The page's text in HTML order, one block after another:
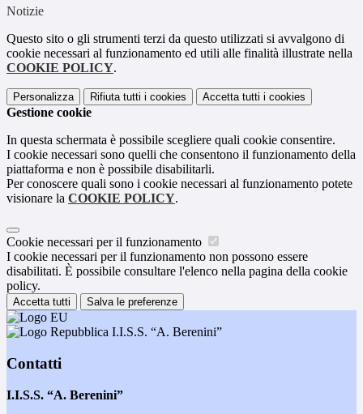
Notizie
Questo sito o gli strumenti terzi da questo utilizzati si avvalgono di
cookie necessari al funzionamento ed utili alle finalità illustrate nella
COOKIE POLICY.
Personalizza Rifiuta tutti i cookies Accetta tutti i cookies
Gestione cookie
In questa schermata è possibile scegliere quali cookie consentire.
I cookie necessari sono quelli che consentono il funzionamento della
piattaforma e non è possibile disabilitarli.
Per conoscere quali sono i cookie necessari al funzionamento potete
visionare la COOKIE POLICY.
Cookie necessari per il funzionamento
I cookie necessari per il funzionamento non possono essere
disabilitati. È possibile consultare l'elenco nella pagina della cookie
policy.
Accetta tutti Salva le preferenze
I.I.S.S. “A. Berenini”
Contatti
I.I.S.S. “A. Berenini”